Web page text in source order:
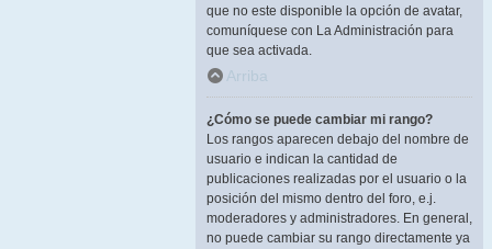
que no este disponible la opción de avatar,
comuníquese con La Administración para
que sea activada.
Arriba
¿Cómo se puede cambiar mi rango?
Los rangos aparecen debajo del nombre de
usuario e indican la cantidad de
publicaciones realizadas por el usuario o la
posición del mismo dentro del foro, e.j.
moderadores y administradores. En general,
no puede cambiar su rango directamente ya